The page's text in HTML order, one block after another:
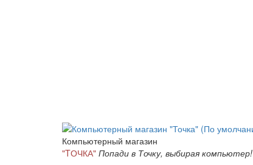
Компьютерный магазин
"TОЧКА" Попади в Точку, выбирая компьютер!